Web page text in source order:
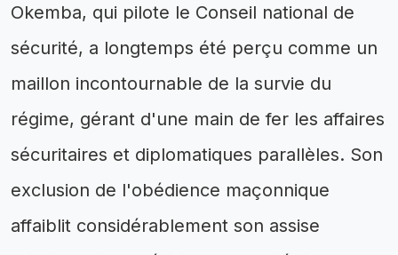
Okemba, qui pilote le Conseil national de
sécurité, a longtemps été perçu comme un
maillon incontournable de la survie du
régime, gérant d'une main de fer les affaires
sécuritaires et diplomatiques parallèles. Son
exclusion de l'obédience maçonnique
affaiblit considérablement son assise